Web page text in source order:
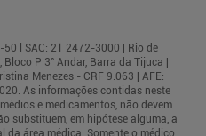
l SAC: 21 2472-3000 | Rio de
P 3° Andar, Barra da Tijuca |
Menezes - CRF 9.063 | AFE:
As informações contidas neste
e medicamentos, não devem
substituem, em hipótese alguma, a